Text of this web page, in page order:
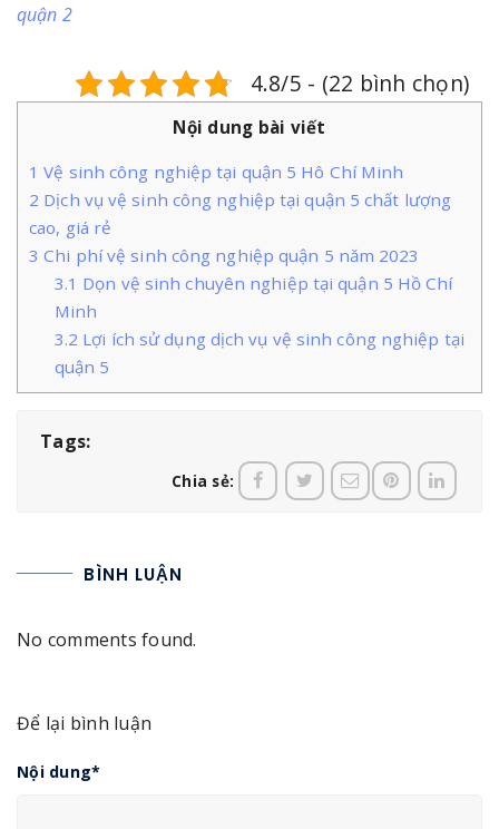
quận 2
4.8/5 - (22 bình chọn)
Nội dung bài viết
1 Vệ sinh công nghiệp tại quận 5 Hô Chí Minh
2 Dịch vụ vệ sinh công nghiệp tại quận 5 chất lượng
cao, giá rẻ
3 Chi phí vệ sinh công nghiệp quận 5 năm 2023
3.1 Dọn vệ sinh chuyên nghiệp tại quận 5 Hồ Chí
Minh
3.2 Lợi ích sử dụng dịch vụ vệ sinh công nghiệp tại
quận 5
Tags:
Chia sẻ:
BÌNH LUẬN
No comments found.
Để lại bình luận
Nội dung*